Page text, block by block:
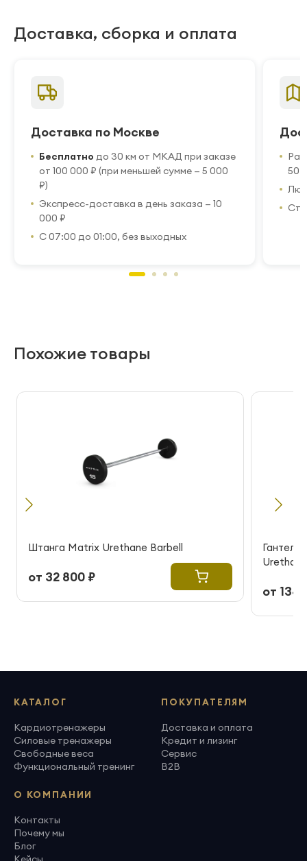
Доставка, сборка и оплата
Доставка по Москве
Бесплатно до 30 км от МКАД при заказе
от 100 000 ₽ (при меньшей сумме — 5 000
₽)
Экспресс-доставка в день заказа — 10
000 ₽
С 07:00 до 01:00, без выходных
50
Похожие товары
Штанга Matrix Urethane Barbell
от 32 800 ₽
от 134
КАТАЛОГ
Кардиотренажеры
Силовые тренажеры
Свободные веса
Функциональный тренинг
ПОКУПАТЕЛЯМ
Доставка и оплата
Кредит и лизинг
Сервис
B2B
О КОМПАНИИ
Контакты
Почему мы
Блог